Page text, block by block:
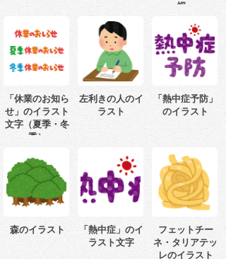
畑」
「休業のお知ら
せ」のイラスト
文字（夏季・冬
季）
左利きの人のイ
ラスト
「熱中症予防」
のイラスト
森のイラスト
「熱中症」のイ
ラスト文字
フェットチー
ネ・タリアテッ
レのイラスト